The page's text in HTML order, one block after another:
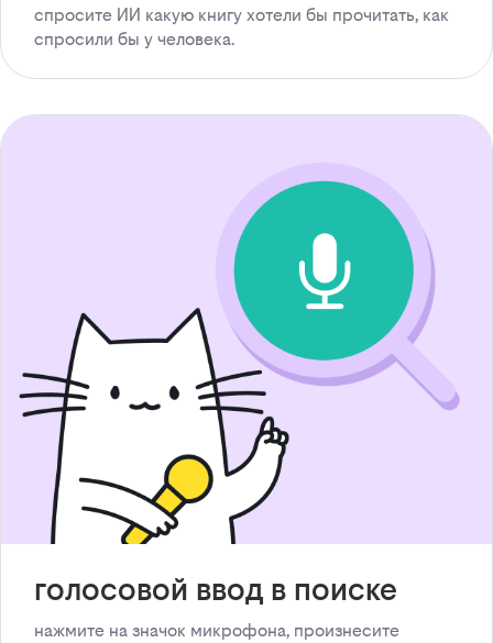
спросите ИИ какую книгу хотели бы прочитать, как
спросили бы у человека.
голосовой ввод в поиске
нажмите на значок микрофона, произнесите